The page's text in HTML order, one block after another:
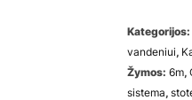
Kategorijos:
vandeniui,
Žymos: 6m,
sistema,